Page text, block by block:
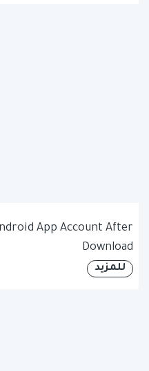
App Account After
Download
للمزيد